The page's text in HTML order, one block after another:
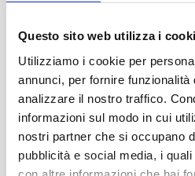
Questo sito web utilizza i
Utilizziamo i cookie per
annunci, per fornire
analizzare il nostro traffico.
informazioni sul modo in cui
nostri partner che si occupano
pubblicità e social media, i